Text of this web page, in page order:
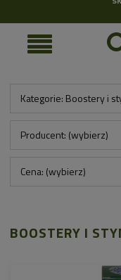
Kategorie: Boostery i
Producent: (wybierz)
Cena: (wybierz)
BOOSTERY I